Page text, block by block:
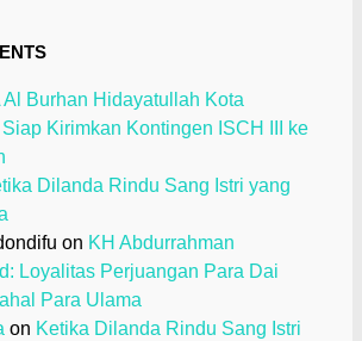
Al Burhan Hidayatullah Kota
Kirimkan Kontingen ISCH III ke
Dilanda Rindu Sang Istri yang
on KH Abdurrahman
Loyalitas Perjuangan Para Dai
Para Ulama
on Ketika Dilanda Rindu Sang Istri